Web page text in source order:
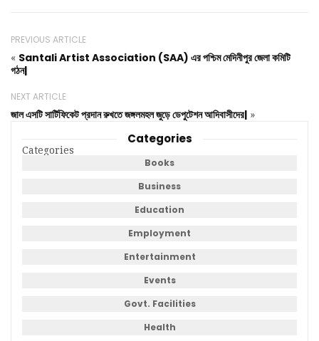
PREVIOUS ARTICLE
« Santali Artist Association (SAA) এর পশ্চিম মেদিনীপুর জেলা কমিটি
গঠন|
NEXT ARTICLE
জাল এসটি সার্টিফিকেট প্রদান রুখতে জঙ্গলমহল জুড়ে ডেপুটেশন আদিবাসীদের| »
Categories
Categories
Books
Business
Education
Employment
Entertainment
Events
Govt. Facilities
Health